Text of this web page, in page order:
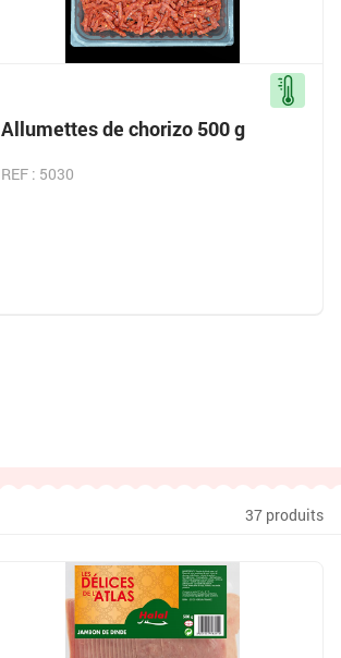
Allumettes de chorizo 500 g
REF : 5030
37 produits